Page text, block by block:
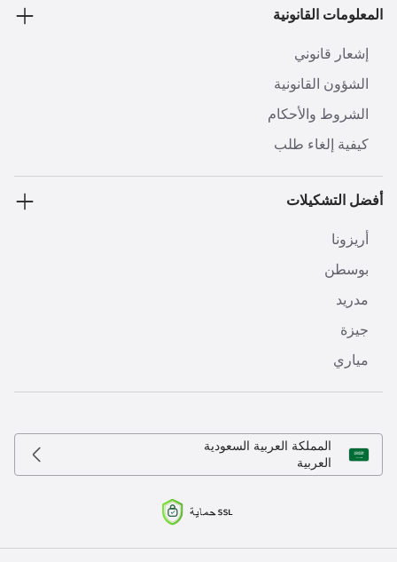
المعلومات القانونية
إشعار قانوني
الشؤون القانونية
الشروط والأحكام
كيفية إلغاء طلب
أفضل التشكيلات
أريزونا
بوسطن
مدريد
جيزة
مياري
المملكة العربية السعودية
العربية